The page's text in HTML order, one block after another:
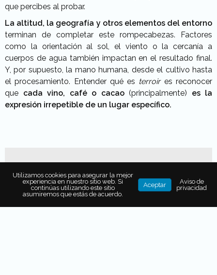
que percibes al probar.
La altitud, la geografía y otros elementos del entorno
terminan de completar este rompecabezas. Factores
como la orientación al sol, el viento o la cercanía a
cuerpos de agua también impactan en el resultado final.
Y, por supuesto, la mano humana, desde el cultivo hasta
el procesamiento. Entender qué es terroires reconocer
que cada vino, café o cacao (principalmente) es la
expresión irrepetible de un lugar específico.
COME LO QUE QUIERAS, PAGA
MOVIMIENTO QUE ABRE LAS
Utilizamos cookies para asegurar la mejor
experiencia en nuestro sitio web. Si
continúas utilizando este sitio
asumiremos que estás de acuerdo.
Aceptar
Aviso de
privacidad